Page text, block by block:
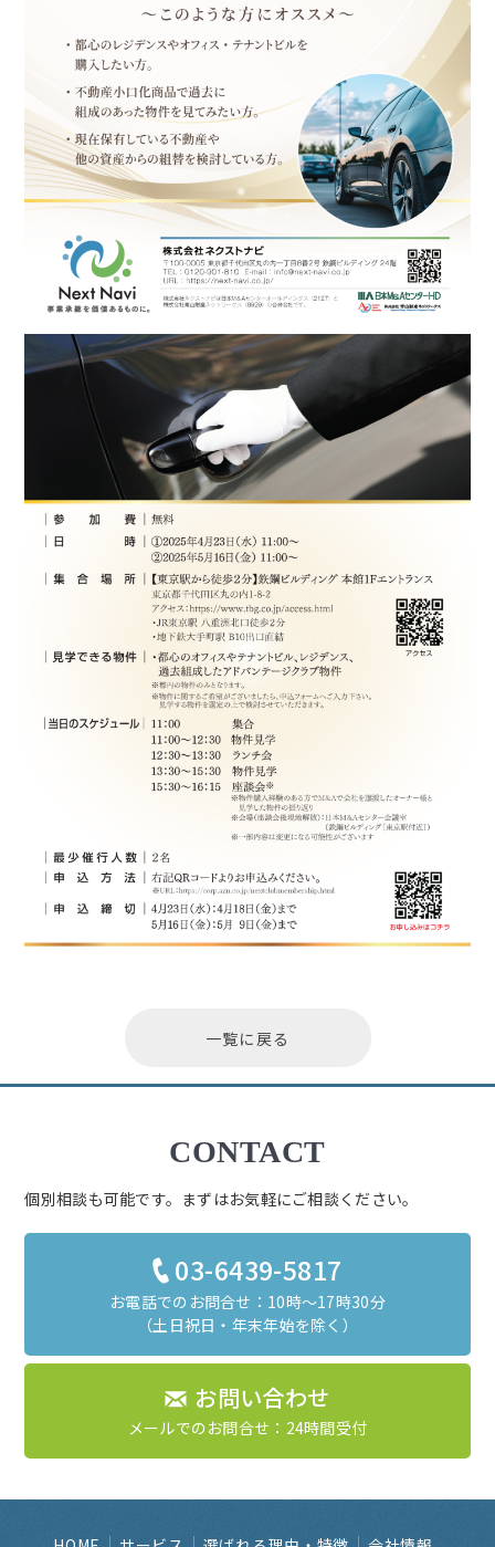
一覧に戻る
CONTACT
個別相談も可能です。まずはお気軽にご相談ください。
03-6439-5817
お電話でのお問合せ：10時～17時30分
（土日祝日・年末年始を除く）
お問い合わせ
メールでのお問合せ：24時間受付